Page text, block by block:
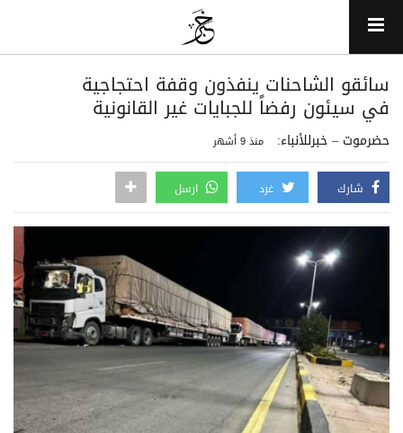
سائقو الشاحنات ينفذون وقفة احتجاجية
في سيئون رفضاً للجبايات غير القانونية
حضرموت – خبرللأنباء: منذ 9 أشهر
شارك غرد ارسل